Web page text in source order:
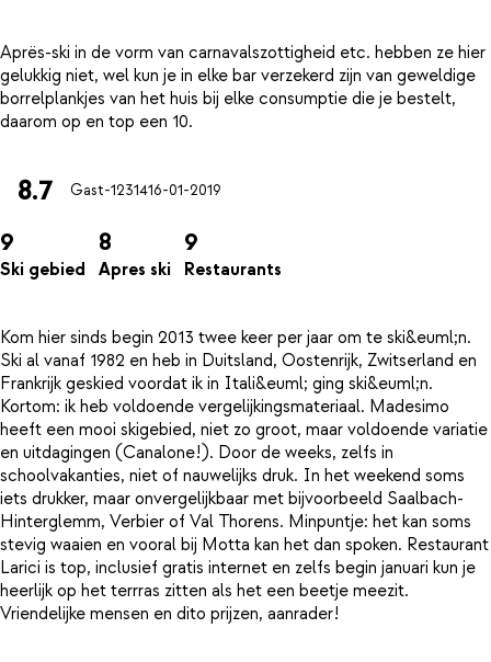
Aprës-ski in de vorm van carnavalszottigheid etc. hebben ze hier
gelukkig niet, wel kun je in elke bar verzekerd zijn van geweldige
borrelplankjes van het huis bij elke consumptie die je bestelt,
8.7 Gast-1231416-01-2019
9
Ski gebied
8
Apres ski
9
Restaurants
Kom hier sinds begin 2013 twee keer per jaar om te ski&euml;n.
Ski al vanaf 1982 en heb in Duitsland, Oostenrijk, Zwitserland en
Frankrijk geskied voordat ik in Itali&euml; ging ski&euml;n.
Kortom: ik heb voldoende vergelijkingsmateriaal. Madesimo
heeft een mooi skigebied, niet zo groot, maar voldoende variatie
en uitdagingen (Canalone!). Door de weeks, zelfs in
schoolvakanties, niet of nauwelijks druk. In het weekend soms
iets drukker, maar onvergelijkbaar met bijvoorbeeld Saalbach-
Hinterglemm, Verbier of Val Thorens. Minpuntje: het kan soms
stevig waaien en vooral bij Motta kan het dan spoken. Restaurant
Larici is top, inclusief gratis internet en zelfs begin januari kun je
heerlijk op het terrras zitten als het een beetje meezit.